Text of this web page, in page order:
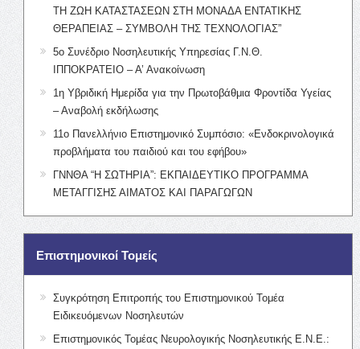
ΤΗ ΖΩΗ ΚΑΤΑΣΤΑΣΕΩΝ ΣΤΗ ΜΟΝΑΔΑ ΕΝΤΑΤΙΚΗΣ
ΘΕΡΑΠΕΙΑΣ – ΣΥΜΒΟΛΗ ΤΗΣ ΤΕΧΝΟΛΟΓΙΑΣ”
5ο Συνέδριο Νοσηλευτικής Υπηρεσίας Γ.Ν.Θ.
ΙΠΠΟΚΡΑΤΕΙΟ – Α’ Ανακοίνωση
1η Υβριδική Ημερίδα για την Πρωτοβάθμια Φροντίδα Υγείας
– Αναβολή εκδήλωσης
11ο Πανελλήνιο Επιστημονικό Συμπόσιο: «Ενδοκρινολογικά
προβλήματα του παιδιού και του εφήβου»
ΓΝΝΘΑ “Η ΣΩΤΗΡΙΑ”: ΕΚΠΑΙΔΕΥΤΙΚΟ ΠΡΟΓΡΑΜΜΑ
ΜΕΤΑΓΓΙΣΗΣ ΑΙΜΑΤΟΣ ΚΑΙ ΠΑΡΑΓΩΓΩΝ
Επιστημονικοί Τομείς
Συγκρότηση Επιτροπής του Επιστημονικού Τομέα
Ειδικευόμενων Νοσηλευτών
Επιστημονικός Τομέας Νευρολογικής Νοσηλευτικής Ε.Ν.Ε.: